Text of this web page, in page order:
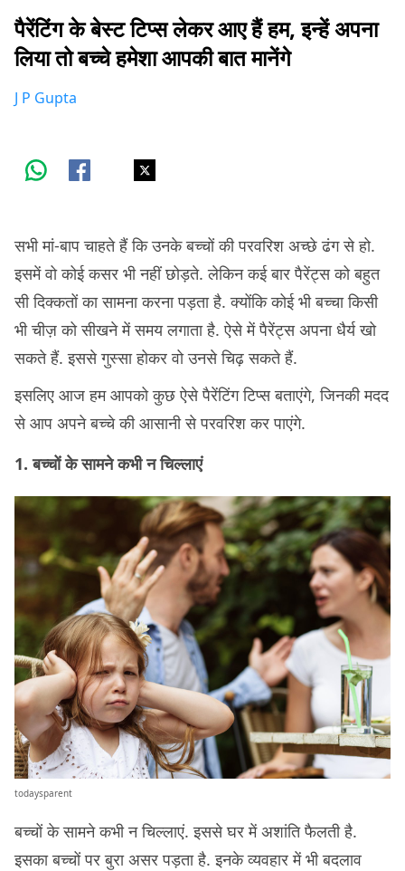
पैरेंटिंग के बेस्ट टिप्स लेकर आए हैं हम, इन्हें अपना
लिया तो बच्चे हमेशा आपकी बात मानेंगे
J P Gupta
सभी मां-बाप चाहते हैं कि उनके बच्चों की परवरिश अच्छे ढंग से हो.
इसमें वो कोई कसर भी नहीं छोड़ते. लेकिन कई बार पैरेंट्स को बहुत
सी दिक्कतों का सामना करना पड़ता है. क्योंकि कोई भी बच्चा किसी
भी चीज़ को सीखने में समय लगाता है. ऐसे में पैरेंट्स अपना धैर्य खो
सकते हैं. इससे गुस्सा होकर वो उनसे चिढ़ सकते हैं.
इसलिए आज हम आपको कुछ ऐसे पैरेंटिंग टिप्स बताएंगे, जिनकी मदद
से आप अपने बच्चे की आसानी से परवरिश कर पाएंगे.
1. बच्चों के सामने कभी न चिल्लाएं
todaysparent
बच्चों के सामने कभी न चिल्लाएं. इससे घर में अशांति फैलती है.
इसका बच्चों पर बुरा असर पड़ता है. इनके व्यवहार में भी बदलाव